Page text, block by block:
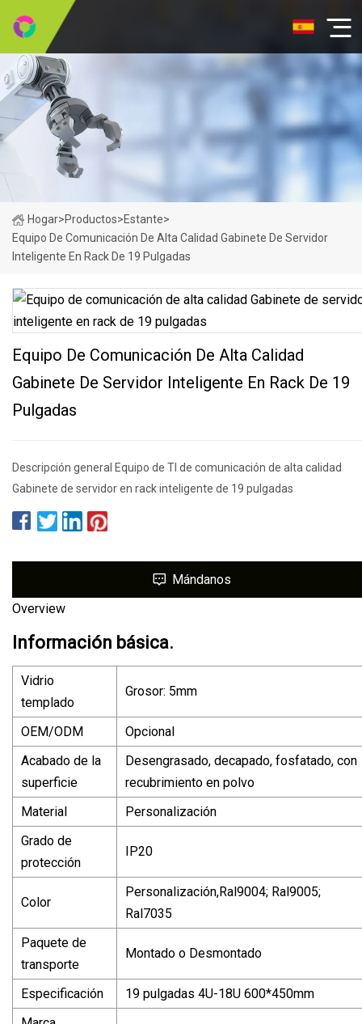
Hogar>Productos>Estante>
Equipo De Comunicación De Alta Calidad Gabinete De Servidor
Inteligente En Rack De 19 Pulgadas
Equipo De Comunicación De Alta Calidad
Gabinete De Servidor Inteligente En Rack De 19
Pulgadas
Descripción general Equipo de TI de comunicación de alta calidad
Gabinete de servidor en rack inteligente de 19 pulgadas
Mándanos
Overview
Información básica.
Vidrio
templado
Grosor: 5mm
OEM/ODM
Opcional
Acabado de la
superficie
Desengrasado, decapado, fosfatado, con
recubrimiento en polvo
Material
Personalización
Grado de
protección
IP20
Color
Personalización,Ral9004; Ral9005;
Ral7035
Paquete de
transporte
Montado o Desmontado
Especificación
19 pulgadas 4U-18U 600*450mm